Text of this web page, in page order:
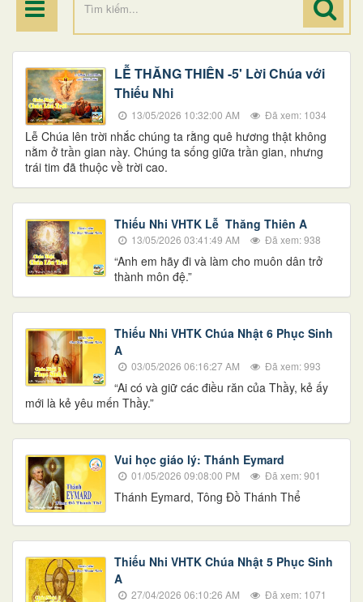
LỄ THĂNG THIÊN -5' Lời Chúa với
Thiếu Nhi
13/05/2026 10:32:00 AM Đã xem: 1034
Lễ Chúa lên trời nhắc chúng ta rằng quê hương thật không
nằm ở trần gian này. Chúng ta sống giữa trần gian, nhưng
trái tim đã thuộc về trời cao.
Thiếu Nhi VHTK Lễ Thăng Thiên A
13/05/2026 03:41:49 AM Đã xem: 938
“Anh em hãy đi và làm cho muôn dân trở
thành môn đệ.”
Thiếu Nhi VHTK Chúa Nhật 6 Phục Sinh
A
03/05/2026 06:16:27 AM Đã xem: 993
“Ai có và giữ các điều răn của Thầy, kẻ ấy
mới là kẻ yêu mến Thầy.”
Vui học giáo lý: Thánh Eymard
01/05/2026 09:08:00 PM Đã xem: 901
Thánh Eymard, Tông Đồ Thánh Thể
Thiếu Nhi VHTK Chúa Nhật 5 Phục Sinh
A
27/04/2026 06:10:26 AM Đã xem: 1071